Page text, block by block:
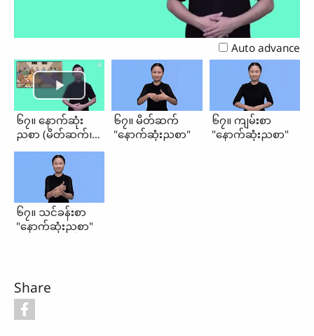
Video
Auto advance
၆၇။ နောက်ဆုံး
ညစာ (မိတ်ဆက်၊
သင်ခန်းစာ)
၆၇။ မိတ်ဆက်
"နောက်ဆုံးညစာ"
၆၇။ ကျမ်းစာ
"နောက်ဆုံးညစာ"
၆၇။ သင်ခန်းစာ
"နောက်ဆုံးညစာ"
Share